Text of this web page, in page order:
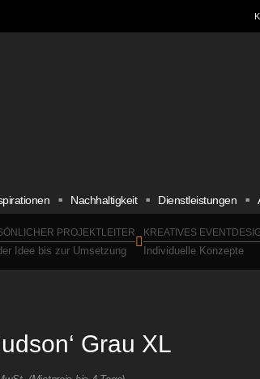
Nachhaltigkeit Dienstleistungen
PROJEKTLEITER
Idee bis zur Umsetzung
KREATIVES
Individuelle Konzepte
Grau XL